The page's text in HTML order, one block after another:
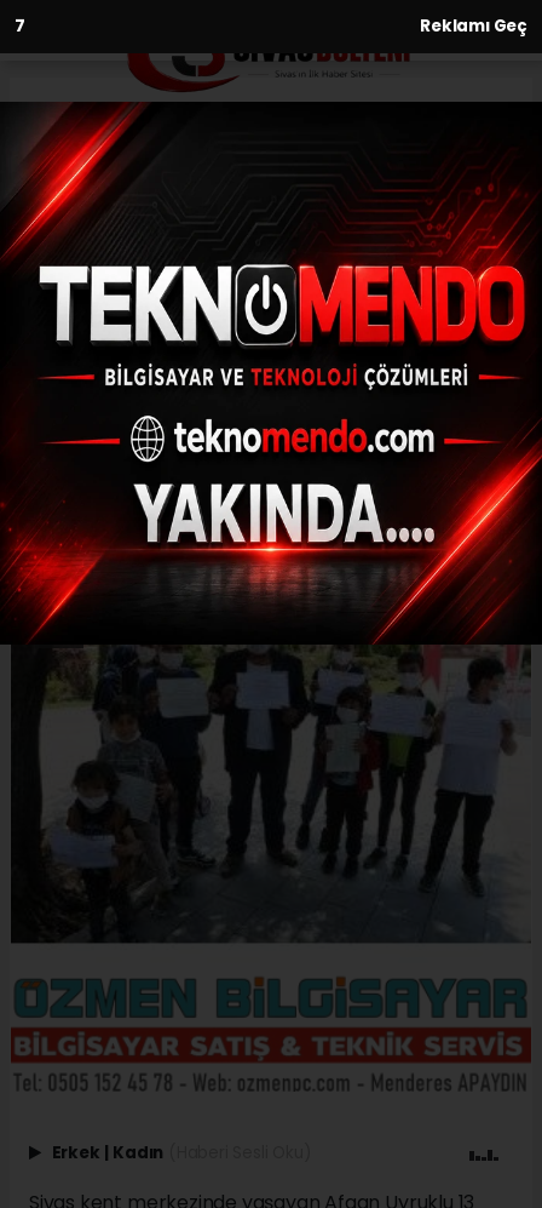
6 Reklamı Geç
Anasayfa
Afgan aile Türk kimliği için
gösteri düzenledi
01.06.2021 - 23:08, Güncelleme: 01.06.2021 - 23:08
Sivas kent merkezinde yaşayan Afgan
Uyruklu 13 kişilik Nasir ailesi Türkiye
Cumhuriyetinden kimlik alabilmek için
gösteri düzenledi.
ABONE OL
Erkek | Kadın
Sivas kent merkezinde yaşayan Afgan Uyruklu 13